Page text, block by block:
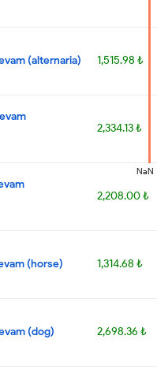
(alternaria) 1,515.98 ₺
2,334.13 ₺
2,208.00 ₺
(horse) 1,314.68 ₺
(dog) 2,698.36 ₺
NaN